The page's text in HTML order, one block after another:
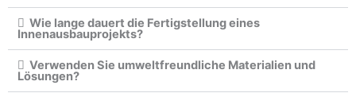
Wie lange dauert die Fertigstellung eines
Innenausbauprojekts?
Verwenden Sie umweltfreundliche Materialien und
Lösungen?